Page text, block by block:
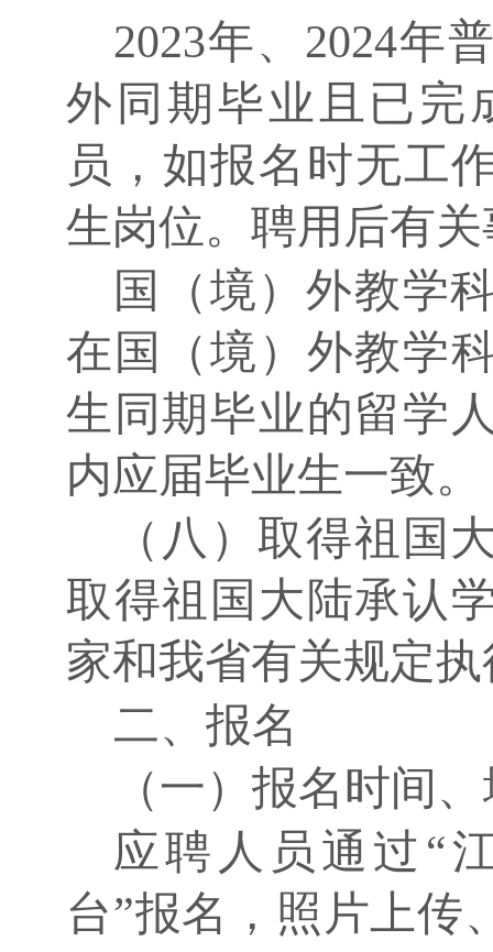
2023年、2024年
外同期毕业且已完
员，如报名时无工
生岗位。聘用后有
国（境）外教学
在国（境）外教学
生同期毕业的留学
内应届毕业生一致。
（八）取得祖国
取得祖国大陆承认
家和我省有关规定
二、报名
（一）报名时间
应聘人员通过 “
台”报名，照片上传